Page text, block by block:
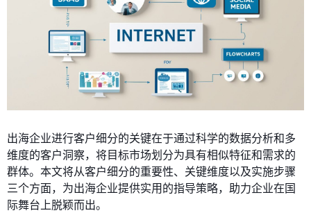
出海企业进行客户细分的关键在于通过科学的数据分析和多
维度的客户洞察，将目标市场划分为具有相似特征和需求的
群体。本文将从客户细分的重要性、关键维度以及实施步骤
三个方面，为出海企业提供实用的指导策略，助力企业在国
际舞台上脱颖而出。